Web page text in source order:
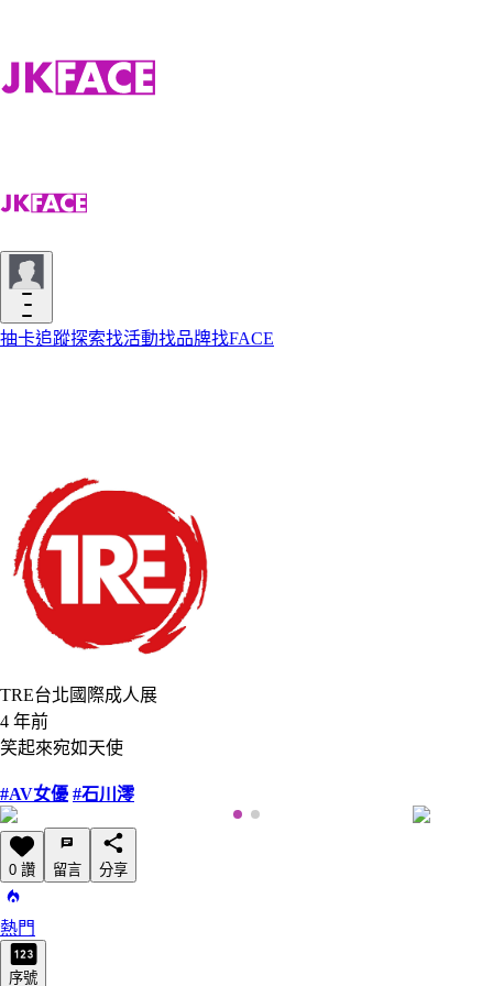
抽卡追蹤探索找活動找品牌找FACE
TRE台北國際成人展
4 年前
笑起來宛如天使
#AV女優 #石川澪
0 讚 留言 分享
熱門
序號